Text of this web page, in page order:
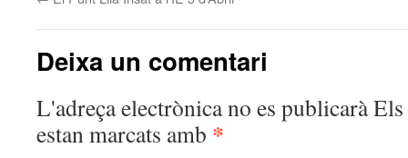
Deixa un comentari
L'adreça electrònica no es publicaràEls
estan marcats amb *